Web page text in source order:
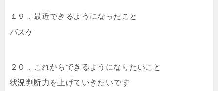
１９．最近できるようになったこと
バスケ
２０．これからできるようになりたいこと
状況判断力を上げていきたいです